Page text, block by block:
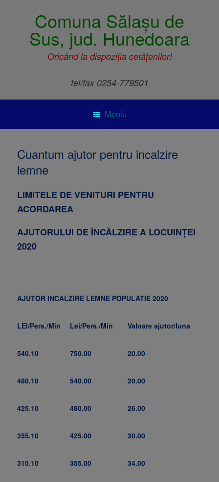
Comuna Sălașu de
Sus, jud. Hunedoara
Oricând la dispoziția cetățenilor!
tel/fax 0254-779501
Meniu
Cuantum ajutor pentru incalzire
lemne
LIMITELE DE VENITURI PENTRU
ACORDAREA
AJUTORULUI DE ÎNCĂLZIRE A LOCUINŢEI
2020
AJUTOR INCALZIRE LEMNE POPULATIE 2020
LEI/Pers./Min Lei/Pers./Min Valoare ajutor/luna
540.10 750.00 20.00
480.10 540.00 20.00
425.10 480.00 26.00
355.10 425.00 30.00
310.10 355.00 34.00